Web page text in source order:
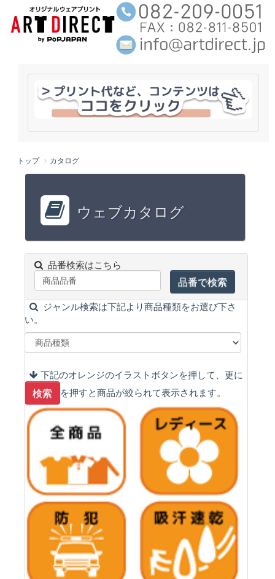
トップ カタログ
ウェブカタログ
品番検索はこちら
ジャンル検索は下記より商品種類をお選び下さ
い。
下記のオレンジのイラストボタンを押して、更に
を押すと商品が絞られて表示されます。